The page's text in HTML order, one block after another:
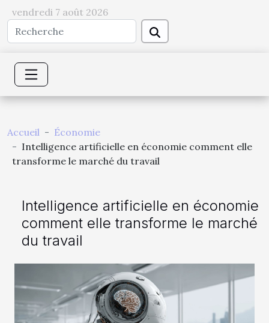
vendredi 7 août 2026
Accueil
Économie
Intelligence artificielle en économie comment elle
transforme le marché du travail
Intelligence artificielle en économie
comment elle transforme le marché
du travail